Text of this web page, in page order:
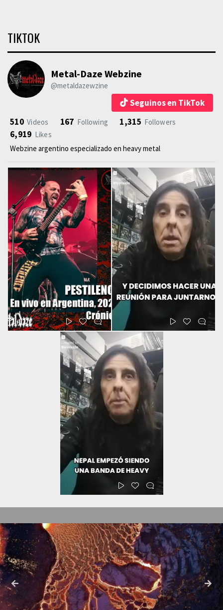
TIKTOK
Metal-Daze Webzine
@metaldazewzine
Seguinos en TikTok
510 Videos 167 Following 1,315 Followers
6,919 Likes
Webzine argentino especializado en heavy metal